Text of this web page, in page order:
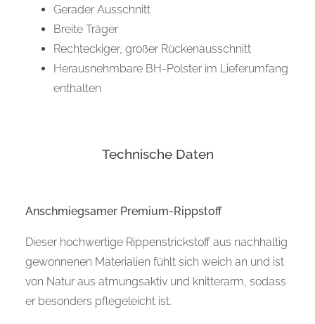
Gerader Ausschnitt
Breite Träger
Rechteckiger, großer Rückenausschnitt
Herausnehmbare BH-Polster im Lieferumfang
enthalten
Technische Daten
Anschmiegsamer Premium-Rippstoff
Dieser hochwertige Rippenstrickstoff aus nachhaltig
gewonnenen Materialien fühlt sich weich an und ist
von Natur aus atmungsaktiv und knitterarm, sodass
er besonders pflegeleicht ist.